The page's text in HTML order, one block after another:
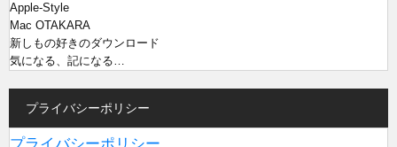
Apple-Style
Mac OTAKARA
新しもの好きのダウンロード
気になる、記になる…
プライバシーポリシー